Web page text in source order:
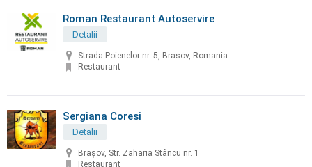
Roman Restaurant Autoservire
Detalii
Strada Poienelor nr. 5, Brasov, Romania
Restaurant
Sergiana Coresi
Detalii
Brașov, Str. Zaharia Stâncu nr. 1
Restaurant